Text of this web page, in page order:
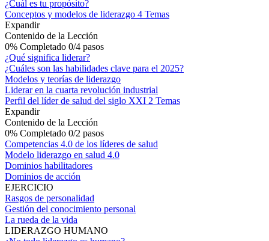
¿Cuál es tu propósito?
Conceptos y modelos de liderazgo 4 Temas
Expandir
Contenido de la Lección
0% Completado 0/4 pasos
¿Qué significa liderar?
¿Cuáles son las habilidades clave para el 2025?
Modelos y teorías de liderazgo
Liderar en la cuarta revolución industrial
Perfil del líder de salud del siglo XXI 2 Temas
Expandir
Contenido de la Lección
0% Completado 0/2 pasos
Competencias 4.0 de los líderes de salud
Modelo liderazgo en salud 4.0
Dominios habilitadores
Dominios de acción
EJERCICIO
Rasgos de personalidad
Gestión del conocimiento personal
La rueda de la vida
LIDERAZGO HUMANO